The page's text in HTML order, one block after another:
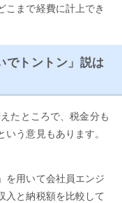
こまで経費に計上でき
でトントン」説は
たところで、税金分も
う意見もあります。
を用いて会社員エンジ
入と納税額を比較して